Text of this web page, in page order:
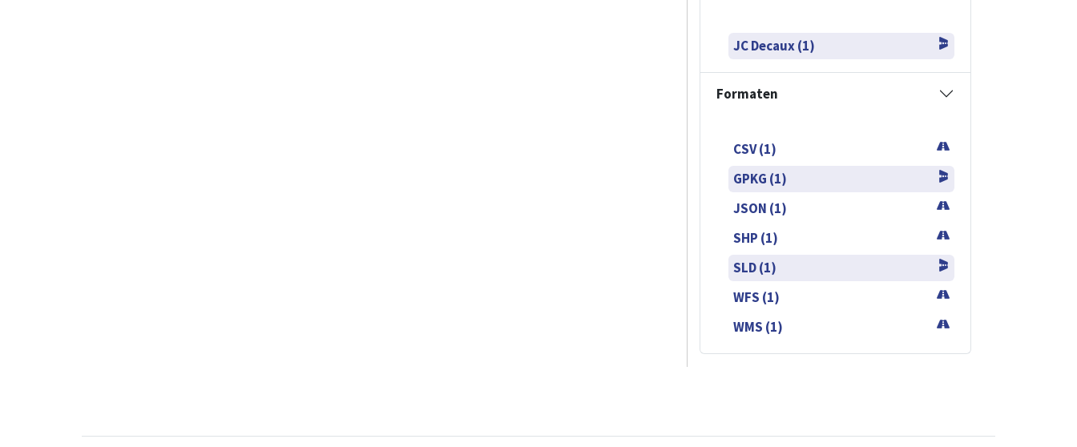
JC Decaux (1)
Formaten
CSV (1)
GPKG (1)
JSON (1)
SHP (1)
SLD (1)
WFS (1)
WMS (1)